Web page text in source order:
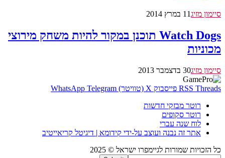
סיימון מזיג11 במרץ 2014
Watch Dogs תוכנן במקור להיות משחק מירוצי
מכוניות
סיימון מזיג30 בדצמבר 2013
RSS Threads פייסבוק X (טוויטר) WhatsApp Telegram
רוטר מבזקי חדשות
רוטר סקופים
לוח שנה עברי
אתר זה נבנה ועוצב על-ידי קידומא | דיגיטל קריאייטיב
כל הזכויות שמורות לגיימפרו ישראל © 2025